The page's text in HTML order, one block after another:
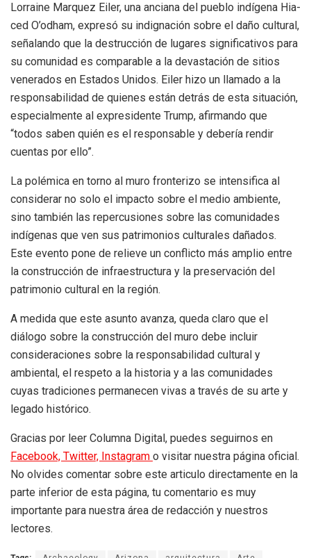
Lorraine Marquez Eiler, una anciana del pueblo indígena Hia-
ced O’odham, expresó su indignación sobre el daño cultural,
señalando que la destrucción de lugares significativos para
su comunidad es comparable a la devastación de sitios
venerados en Estados Unidos. Eiler hizo un llamado a la
responsabilidad de quienes están detrás de esta situación,
especialmente al expresidente Trump, afirmando que
“todos saben quién es el responsable y debería rendir
cuentas por ello”.
La polémica en torno al muro fronterizo se intensifica al
considerar no solo el impacto sobre el medio ambiente,
sino también las repercusiones sobre las comunidades
indígenas que ven sus patrimonios culturales dañados.
Este evento pone de relieve un conflicto más amplio entre
la construcción de infraestructura y la preservación del
patrimonio cultural en la región.
A medida que este asunto avanza, queda claro que el
diálogo sobre la construcción del muro debe incluir
consideraciones sobre la responsabilidad cultural y
ambiental, el respeto a la historia y a las comunidades
cuyas tradiciones permanecen vivas a través de su arte y
legado histórico.
Gracias por leer Columna Digital, puedes seguirnos en
Facebook, Twitter, Instagram o visitar nuestra página oficial.
No olvides comentar sobre este articulo directamente en la
parte inferior de esta página, tu comentario es muy
importante para nuestra área de redacción y nuestros
lectores.